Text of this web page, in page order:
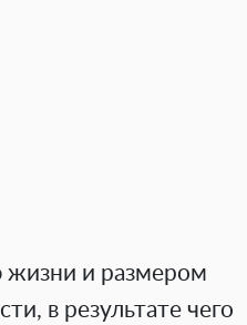
жизни и размером
в результате чего